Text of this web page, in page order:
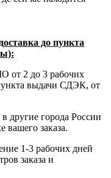
до пункта
от 2 до 3 рабочих
выдачи СДЭК, от
другие города России
вашего заказа.
1-3 рабочих дней
заказа и